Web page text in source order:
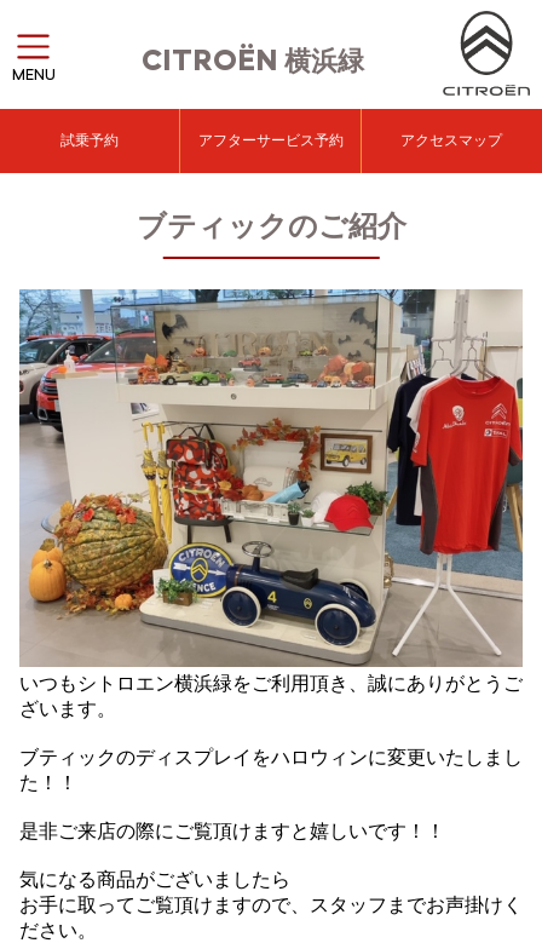
CITROËN 横浜緑
MENU
試乗予約 アフターサービス予約 アクセスマップ
ブティックのご紹介
いつもシトロエン横浜緑をご利用頂き、誠にありがとうご
ざいます。
ブティックのディスプレイをハロウィンに変更いたしまし
た！！
是非ご来店の際にご覧頂けますと嬉しいです！！
気になる商品がございましたら
お手に取ってご覧頂けますので、スタッフまでお声掛けく
ださい。